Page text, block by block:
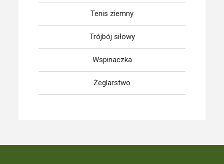
Tenis ziemny
Trójbój siłowy
Wspinaczka
Żeglarstwo